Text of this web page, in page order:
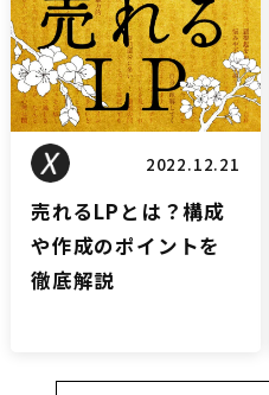
2022.12.21
売れるLPとは？構成
や作成のポイントを
徹底解説